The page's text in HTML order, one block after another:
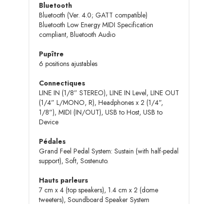
Bluetooth
Bluetooth (Ver. 4.0; GATT compatible)
Bluetooth Low Energy MIDI Specification
compliant, Bluetooth Audio
Pupître
6 positions ajustables
Connectiques
LINE IN (1/8” STEREO), LINE IN Level, LINE OUT
(1/4” L/MONO, R), Headphones x 2 (1/4”,
1/8”), MIDI (IN/OUT), USB to Host, USB to
Device
Pédales
Grand Feel Pedal System: Sustain (with half-pedal
support), Soft, Sostenuto.
Hauts parleurs
7 cm x 4 (top speakers), 1.4 cm x 2 (dome
tweeters), Soundboard Speaker System